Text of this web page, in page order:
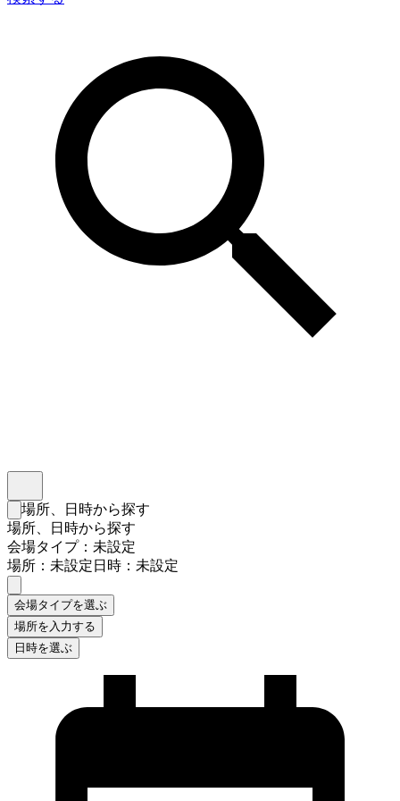
検索フォームを閉じる
場所、日時から探す
場所、日時から探す
会場タイプ：未設定
場所：未設定日時：未設定
会場タイプを選ぶ
場所を入力する
日時を選ぶ